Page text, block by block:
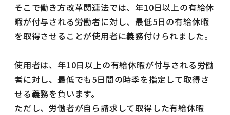
そこで働き方改革関連法では、年10日以上の有給休
暇が付与される労働者に対し、最低5日の有給休暇
を取得させることが使用者に義務付けられました。
使用者は、年10日以上の有給休暇が付与される労働
者に対し、最低でも5日間の時季を指定して取得さ
せる義務を負います。
ただし、労働者が自ら請求して取得した有給休暇